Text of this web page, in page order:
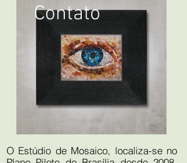
Contato
O Estúdio de Mosaico, localiza-se no